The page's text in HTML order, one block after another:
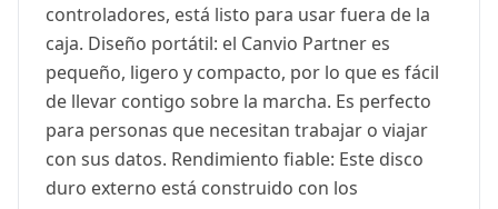
controladores, está listo para usar fuera de la
caja. Diseño portátil: el Canvio Partner es
pequeño, ligero y compacto, por lo que es fácil
de llevar contigo sobre la marcha. Es perfecto
para personas que necesitan trabajar o viajar
con sus datos. Rendimiento fiable: Este disco
duro externo está construido con los